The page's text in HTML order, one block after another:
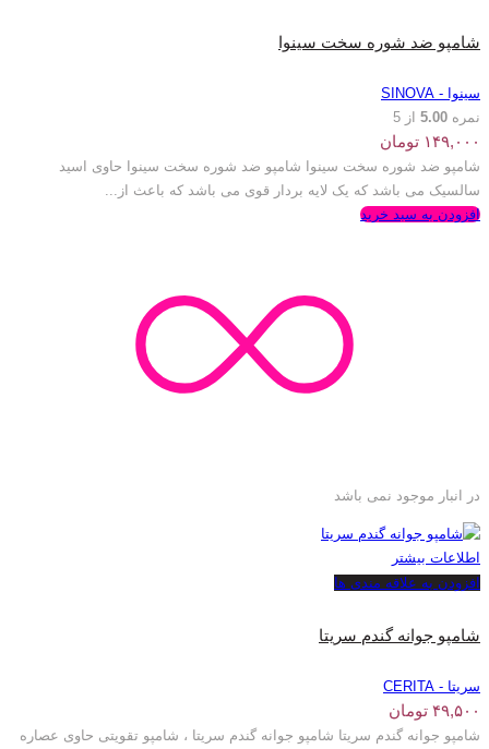
شامپو ضد شوره سخت سینوا
سینوا - SINOVA
نمره 5.00 از 5
۱۴۹,۰۰۰ تومان
شامپو ضد شوره سخت سینوا شامپو ضد شوره سخت سینوا حاوی اسید
سالسیک می باشد که یک لایه بردار قوی می باشد که باعث از...
افزودن به سبد خرید
در انبار موجود نمی باشد
اطلاعات بیشتر
افزودن به علاقه مندی ها
شامپو جوانه گندم سریتا
سریتا - CERITA
۴۹,۵۰۰ تومان
شامپو جوانه گندم سریتا شامپو جوانه گندم سریتا ، شامپو تقویتی حاوی عصاره